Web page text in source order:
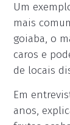
Um
mais
goiaba, o
caros e
de locais
Em
anos,